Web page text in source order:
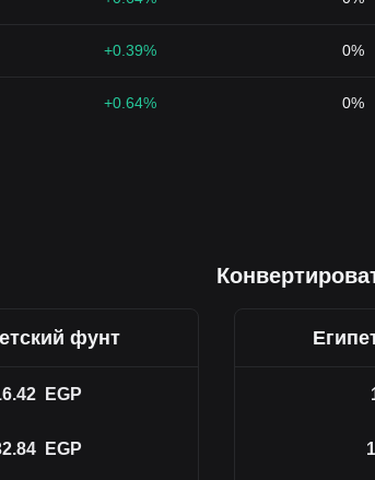
+0.39% 0%
+0.64% 0%
фунт
EGP
EGP